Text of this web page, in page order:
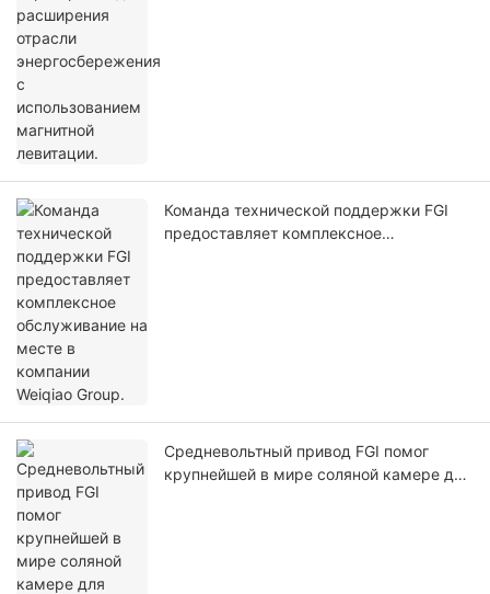
Команда технической поддержки FGI
предоставляет комплексное
Средневольтный привод FGI помог
крупнейшей в мире соляной камере для